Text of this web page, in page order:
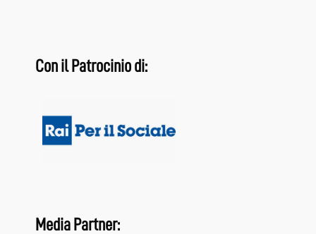
Con il Patrocinio di:
Media Partner: